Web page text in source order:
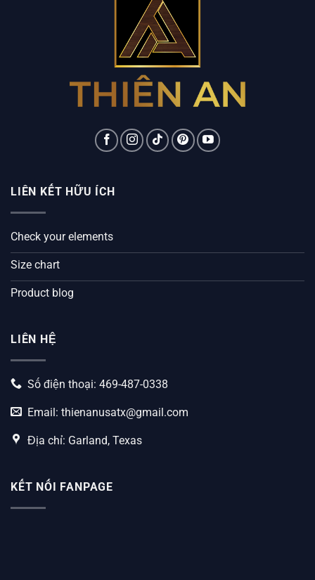
LIÊN KẾT HỮU ÍCH
Check your elements
Size chart
Product blog
LIÊN HỆ
Số điện thoại: 469-487-0338
Email: thienanusatx@gmail.com
Địa chỉ: Garland, Texas
KẾT NỐI FANPAGE